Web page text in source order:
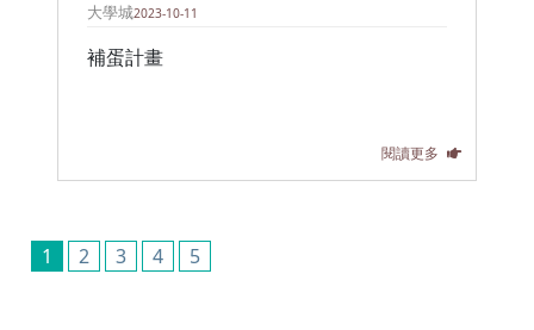
大學城2023-10-11
補蛋計畫
閱讀更多
1 2 3 4 5